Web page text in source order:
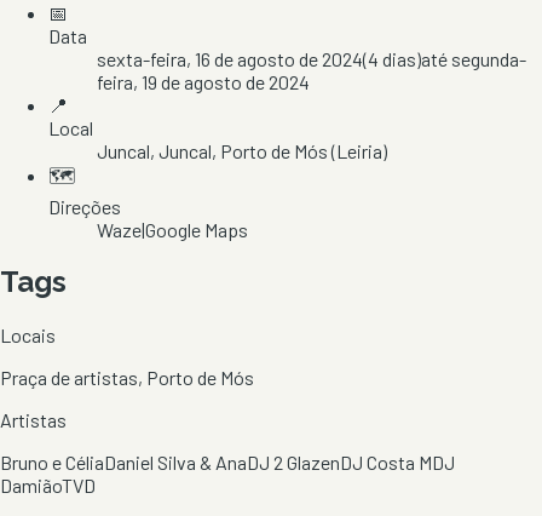
📅
Data
sexta-feira, 16 de agosto de 2024(4 dias)até segunda-
feira, 19 de agosto de 2024
📍
Local
Juncal, Juncal, Porto de Mós(Leiria)
🗺️
Direções
Waze|Google Maps
Tags
Locais
Praça de artistas, Porto de Mós
Artistas
Bruno e CéliaDaniel Silva & AnaDJ 2 GlazenDJ Costa MDJ
DamiãoTVD